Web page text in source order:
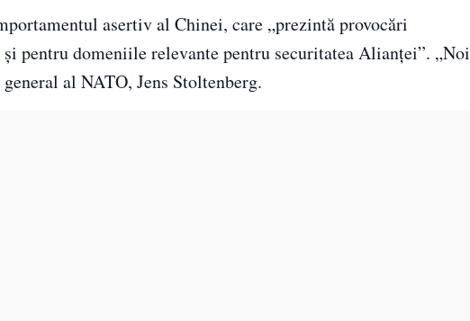
asertiv al Chinei, care „prezintă provocări
pentru domeniile relevante pentru securitatea Alianței”. „Noi
al NATO, Jens Stoltenberg.